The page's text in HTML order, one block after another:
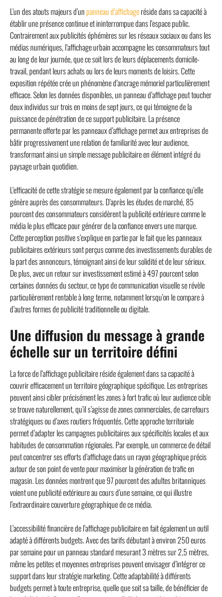
L’un des atouts majeurs d’unpanneau d’affichageréside dans sa capacité à
établir une présence continue et ininterrompue dans l’espace public.
Contrairement aux publicités éphémères sur les réseaux sociaux ou dans les
médias numériques, l’affichage urbain accompagne les consommateurs tout
au long de leur journée, que ce soit lors de leurs déplacements domicile-
travail, pendant leurs achats ou lors de leurs moments de loisirs. Cette
exposition répétée crée un phénomène d’ancrage mémoriel particulièrement
efficace. Selon les données disponibles, un panneau d’affichage peut toucher
deux individus sur trois en moins de sept jours, ce qui témoigne de la
puissance de pénétration de ce support publicitaire. La présence
permanente offerte par les panneaux d’affichage permet aux entreprises de
bâtir progressivement une relation de familiarité avec leur audience,
transformant ainsi un simple message publicitaire en élément intégré du
paysage urbain quotidien.
L’efficacité de cette stratégie se mesure également par la confiance qu’elle
génère auprès des consommateurs. D’après les études de marché, 85
pourcent des consommateurs considèrent la publicité extérieure comme le
média le plus efficace pour générer de la confiance envers une marque.
Cette perception positive s’explique en partie par le fait que les panneaux
publicitaires extérieurs sont perçus comme des investissements durables de
la part des annonceurs, témoignant ainsi de leur solidité et de leur sérieux.
De plus, avec un retour sur investissement estimé à 497 pourcent selon
certaines données du secteur, ce type de communication visuelle se révèle
particulièrement rentable à long terme, notamment lorsqu’on le compare à
d’autres formes de publicité traditionnelle ou digitale.
Une diffusion du message à grande
échelle sur un territoire défini
La force de l’affichage publicitaire réside également dans sa capacité à
couvrir efficacement un territoire géographique spécifique. Les entreprises
peuvent ainsi cibler précisément les zones à fort trafic où leur audience cible
se trouve naturellement, qu’il s’agisse de zones commerciales, de carrefours
stratégiques ou d’axes routiers fréquentés. Cette approche territoriale
permet d’adapter les campagnes publicitaires aux spécificités locales et aux
habitudes de consommation régionales. Par exemple, un commerce de détail
peut concentrer ses efforts d’affichage dans un rayon géographique précis
autour de son point de vente pour maximiser la génération de trafic en
magasin. Les données montrent que 97 pourcent des adultes britanniques
voient une publicité extérieure au cours d’une semaine, ce qui illustre
l’extraordinaire couverture géographique de ce média.
L’accessibilité financière de l’affichage publicitaire en fait également un outil
adapté à différents budgets. Avec des tarifs débutant à environ 250 euros
par semaine pour un panneau standard mesurant 3 mètres sur 2,5 mètres,
même les petites et moyennes entreprises peuvent envisager d’intégrer ce
support dans leur stratégie marketing. Cette adaptabilité à différents
budgets permet à toute entreprise, quelle que soit sa taille, de bénéficier de